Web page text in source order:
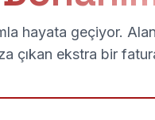
hayata geçiyor.
çıkan ekstra bir